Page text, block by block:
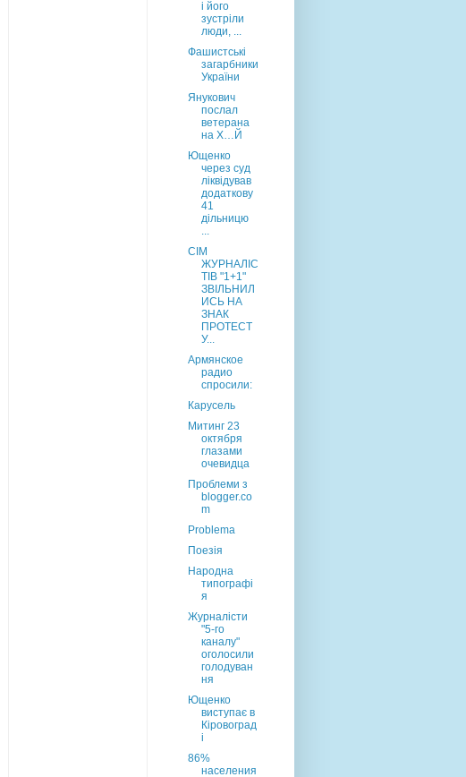
і його
зустріли
люди, ...
Фашистські
загарбники
України
Янукович
послал
ветерана
на Х…Й
Ющенко
через суд
ліквідував
додаткову
41
дільницю
...
СІМ
ЖУРНАЛІС
ТІВ "1+1"
ЗВІЛЬНИЛ
ИСЬ НА
ЗНАК
ПРОТЕСТ
У...
Армянское
радио
спросили:
Карусель
Митинг 23
октября
глазами
очевидца
Проблеми з
blogger.co
m
Problema
Поезія
Народна
типографі
я
Журналісти
"5-го
каналу"
оголосили
голодуван
ня
Ющенко
виступає в
Кіровоград
і
86%
населения